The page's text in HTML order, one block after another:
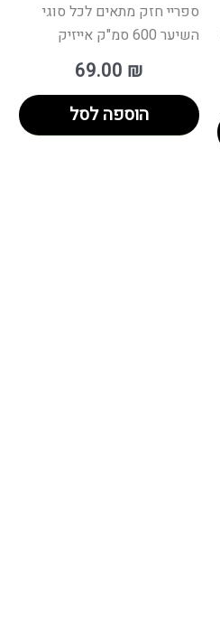
ספריי חזק מתאים לכל סוגי
השיער 600 סמ"ק אייזיק
69.00 ₪
הוספה לסל